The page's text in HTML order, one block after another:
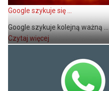
Google szykuje się ...
Google szykuje kolejną ważną ...
Czytaj więcej